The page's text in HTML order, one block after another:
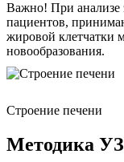
Важно! При анализе
пациентов,
жировой клетчатки
новообразования.
Строение печени
Методика